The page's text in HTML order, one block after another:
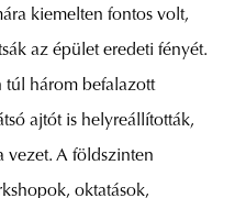
kiemelten fontos volt,
az épület eredeti fényét.
túl három befalazott
ajtót is helyreállították,
vezet. A földszinten
oktatások,